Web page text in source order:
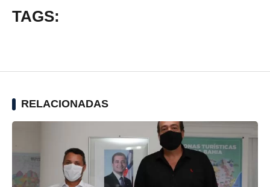
TAGS:
RELACIONADAS